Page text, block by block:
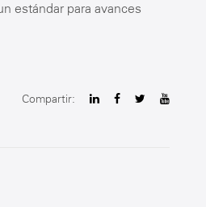
estándar para avances
Compartir: